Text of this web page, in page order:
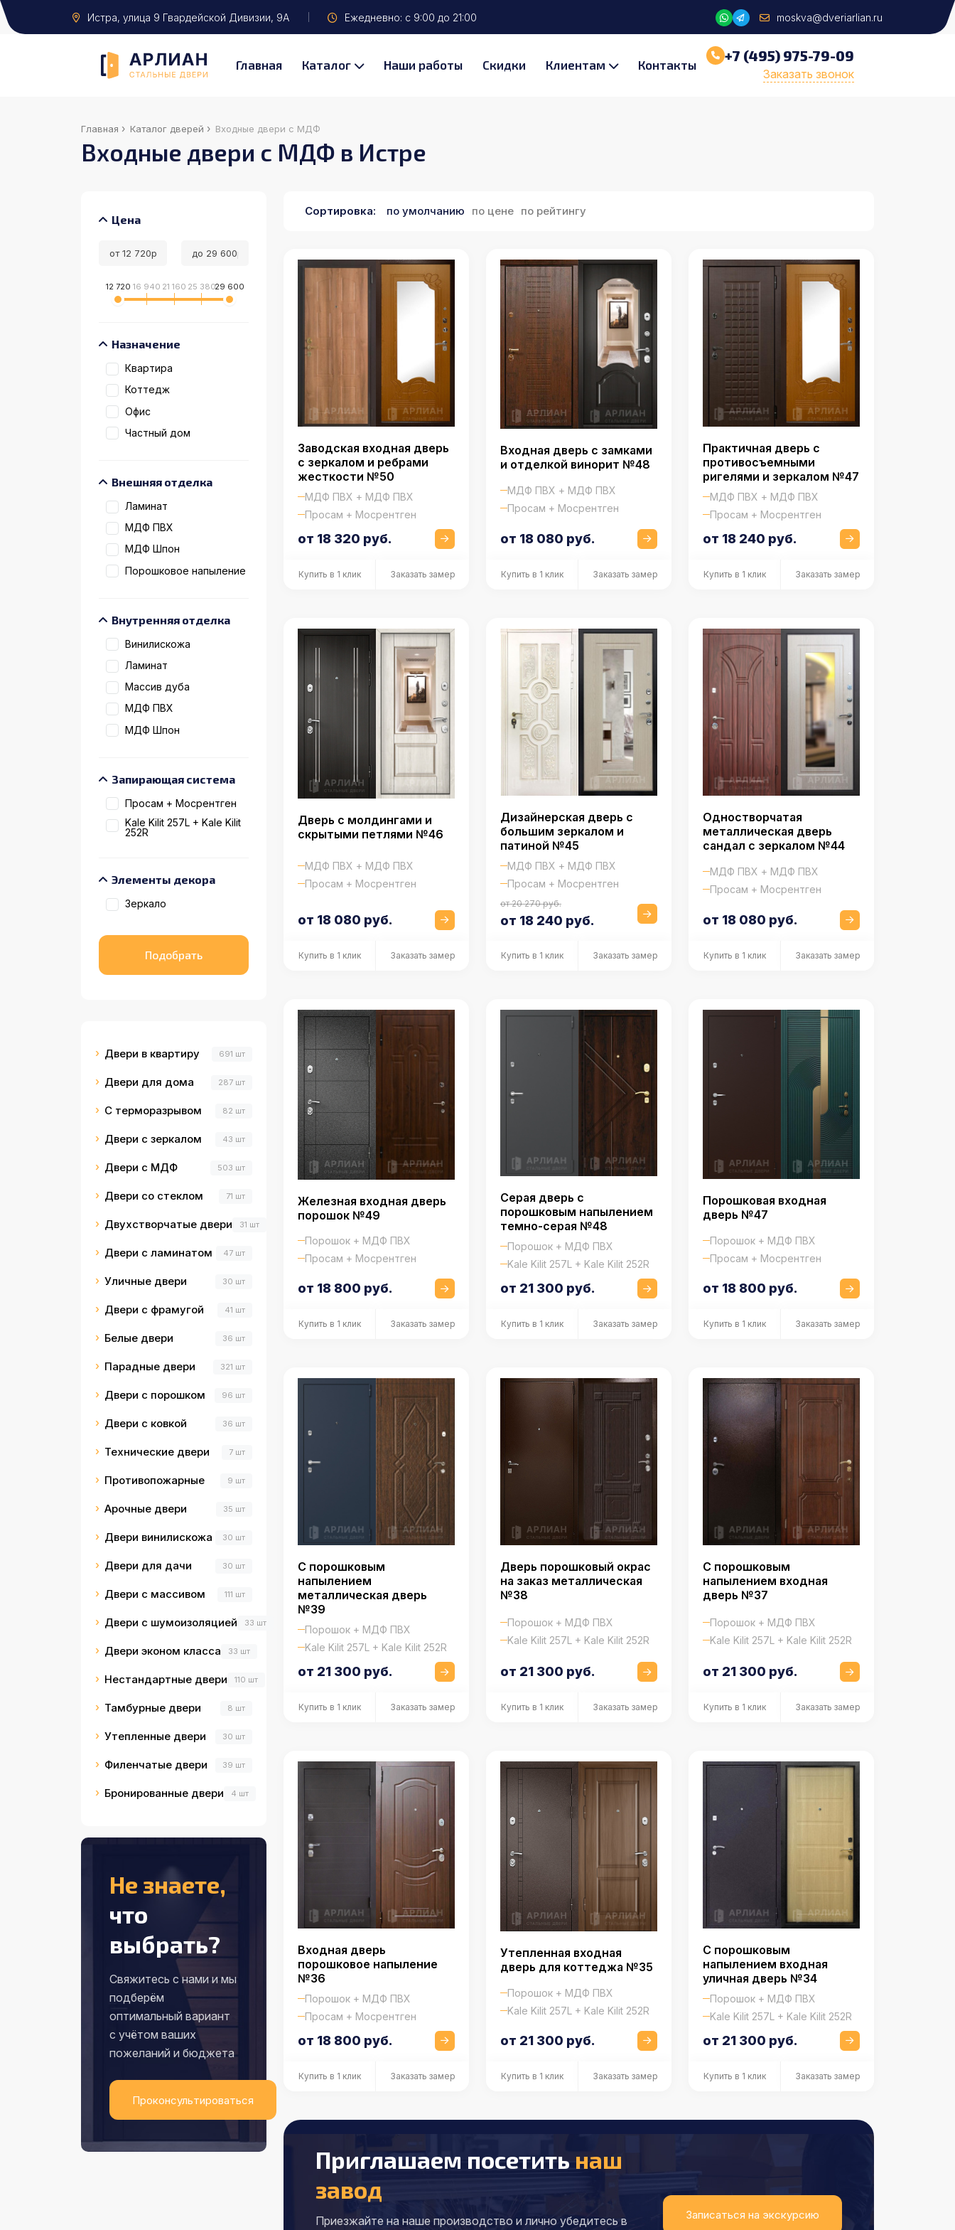
Истра, улица 9 Гвардейской Дивизии, 9А Ежедневно: с 9:00 до 21:00 moskva@dveriarlian.ru
Главная Каталог Наши работы Скидки Клиентам Контакты
+7 (495) 975-79-09
Заказать звонок
Главная › Каталог дверей › Входные двери с МДФ
Входные двери с МДФ в Истре
Цена
12 720 16 940 21 160 25 38029 600
Назначение
Квартира
Коттедж
Офис
Частный дом
Внешняя отделка
Ламинат
МДФ ПВХ
МДФ Шпон
Порошковое напыление
Внутренняя отделка
Винилискожа
Ламинат
Массив дуба
МДФ ПВХ
МДФ Шпон
Запирающая система
Просам + Мосрентген
Kale Kilit 257L + Kale Kilit
252R
Элементы декора
Зеркало
Двери в квартиру 691 шт
Двери для дома 287 шт
С терморазрывом 82 шт
Двери с зеркалом 43 шт
Двери с МДФ 503 шт
Двери со стеклом 71 шт
Двухстворчатые двери 31 шт
Двери с ламинатом 47 шт
Уличные двери 30 шт
Двери с фрамугой 41 шт
Белые двери 36 шт
Парадные двери 321 шт
Двери с порошком 96 шт
Двери с ковкой 36 шт
Технические двери 7 шт
Противопожарные 9 шт
Арочные двери 35 шт
Двери винилискожа 30 шт
Двери для дачи 30 шт
Двери с массивом 111 шт
Двери с шумоизоляцией 33 шт
Двери эконом класса 33 шт
Нестандартные двери 110 шт
Тамбурные двери 8 шт
Утепленные двери 30 шт
Филенчатые двери 39 шт
Бронированные двери 4 шт
Не знаете,
что
выбрать?
Свяжитесь с нами и мы
подберём
оптимальный вариант
с учётом ваших
пожеланий и бюджета
Проконсультироваться
Сортировка: по умолчанию по цене по рейтингу
Заводская входная дверь
с зеркалом и ребрами
жесткости №50
МДФ ПВХ + МДФ ПВХ
Просам + Мосрентген
от 18 320 руб.
Купить в 1 клик Заказать замер
Входная дверь с замками
и отделкой винорит №48
МДФ ПВХ + МДФ ПВХ
Просам + Мосрентген
от 18 080 руб.
Купить в 1 клик Заказать замер
Практичная дверь с
противосъемными
ригелями и зеркалом №47
МДФ ПВХ + МДФ ПВХ
Просам + Мосрентген
от 18 240 руб.
Купить в 1 клик Заказать замер
Дверь с молдингами и
скрытыми петлями №46
МДФ ПВХ + МДФ ПВХ
Просам + Мосрентген
от 18 080 руб.
Купить в 1 клик Заказать замер
Дизайнерская дверь с
большим зеркалом и
патиной №45
МДФ ПВХ + МДФ ПВХ
Просам + Мосрентген
от 20 270 руб.
от 18 240 руб.
Купить в 1 клик Заказать замер
Одностворчатая
металлическая дверь
сандал с зеркалом №44
МДФ ПВХ + МДФ ПВХ
Просам + Мосрентген
от 18 080 руб.
Купить в 1 клик Заказать замер
Железная входная дверь
порошок №49
Порошок + МДФ ПВХ
Просам + Мосрентген
от 18 800 руб.
Купить в 1 клик Заказать замер
Серая дверь с
порошковым напылением
темно-серая №48
Порошок + МДФ ПВХ
Kale Kilit 257L + Kale Kilit 252R
от 21 300 руб.
Купить в 1 клик Заказать замер
Порошковая входная
дверь №47
Порошок + МДФ ПВХ
Просам + Мосрентген
от 18 800 руб.
Купить в 1 клик Заказать замер
С порошковым
напылением
металлическая дверь
№39
Порошок + МДФ ПВХ
Kale Kilit 257L + Kale Kilit 252R
от 21 300 руб.
Купить в 1 клик Заказать замер
Дверь порошковый окрас
на заказ металлическая
№38
Порошок + МДФ ПВХ
Kale Kilit 257L + Kale Kilit 252R
от 21 300 руб.
Купить в 1 клик Заказать замер
С порошковым
напылением входная
дверь №37
Порошок + МДФ ПВХ
Kale Kilit 257L + Kale Kilit 252R
от 21 300 руб.
Купить в 1 клик Заказать замер
Входная дверь
порошковое напыление
№36
Порошок + МДФ ПВХ
Просам + Мосрентген
от 18 800 руб.
Купить в 1 клик Заказать замер
Утепленная входная
дверь для коттеджа №35
Порошок + МДФ ПВХ
Kale Kilit 257L + Kale Kilit 252R
от 21 300 руб.
Купить в 1 клик Заказать замер
С порошковым
напылением входная
уличная дверь №34
Порошок + МДФ ПВХ
Kale Kilit 257L + Kale Kilit 252R
от 21 300 руб.
Купить в 1 клик Заказать замер
Приглашаем посетить наш
завод
Приезжайте на наше производство и лично убедитесь в Записаться на экскурсию